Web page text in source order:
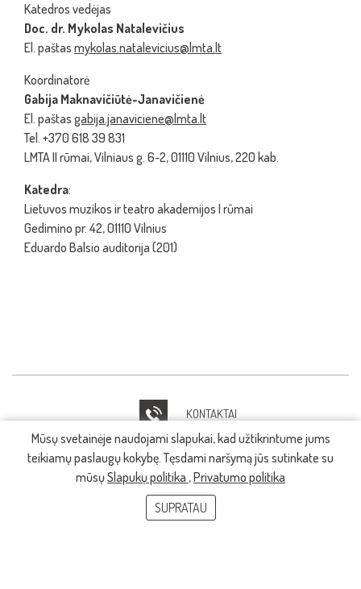
Mūsų svetainėje naudojami slapukai, kad užtikrintume jums
teikiamų paslaugų kokybę. Tęsdami naršymą jūs sutinkate su
mūsųSlapukų politika ,Privatumo politika
SUPRATAU
Katedros vedėjas
Doc. dr. Mykolas Natalevičius
El. paštas mykolas.natalevicius@lmta.lt
Koordinatorė
Gabija Maknavičiūtė-Janavičienė
El. paštas gabija.janaviciene@lmta.lt
Tel. +370 618 39 831
LMTA II rūmai, Vilniaus g. 6-2, 01110 Vilnius, 220 kab.
Katedra:
Lietuvos muzikos ir teatro akademijos I rūmai
Gedimino pr. 42, 01110 Vilnius
Eduardo Balsio auditorija (201)
KONTAKTAI
IT PAGALBA